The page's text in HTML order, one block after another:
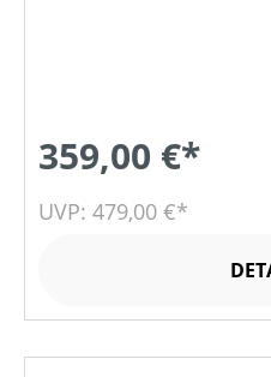
359,00 €*
UVP: 479,00 €*